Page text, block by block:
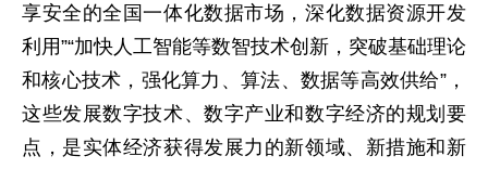
享安全的全国一体化数据市场，深化数据资源开发
利用”“加快人工智能等数智技术创新，突破基础理论
和核心技术，强化算力、算法、数据等高效供给”，
这些发展数字技术、数字产业和数字经济的规划要
点，是实体经济获得发展力的新领域、新措施和新